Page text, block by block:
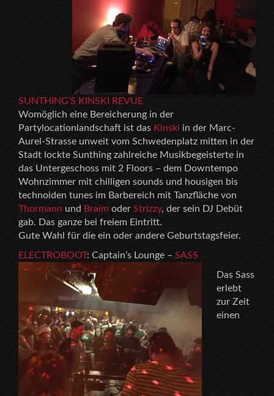
SUNTHING’S KINSKI REVUE
Womöglich eine Bereicherung in der
Partylocationlandschaft ist dasKinskiin der Marc-
Aurel-Strasse unweit vom Schwedenplatz mitten in der
Stadt lockte Sunthing zahlreiche Musikbegeisterte in
das Untergeschoss mit 2 Floors – dem Downtempo
Wohnzimmer mit chilligen sounds und housigen bis
technoiden tunes im Barbereich mit Tanzfläche von
ThormannundBraimoderStrizzy, der sein DJ Debüt
gab. Das ganze bei freiem Eintritt.
Gute Wahl für die ein oder andere Geburtstagsfeier.
ELECTROBOOT: Captain’s Lounge –SASS
Das Sass
erlebt
zur Zeit
einen